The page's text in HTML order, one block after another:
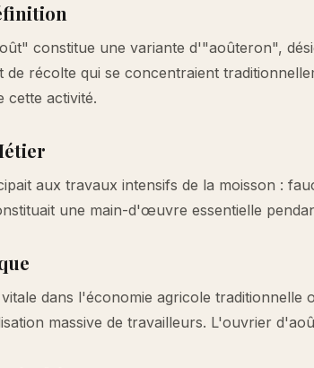
constitue une variante d'"aoûteron",
de récolte qui se concentraient
cette activité.
aux travaux intensifs de la moisson :
une main-d'œuvre essentielle
dans l'économie agricole
massive de travailleurs. L'ouvrier